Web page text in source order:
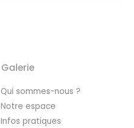
Galerie
Qui sommes-nous ?
Notre espace
Infos pratiques